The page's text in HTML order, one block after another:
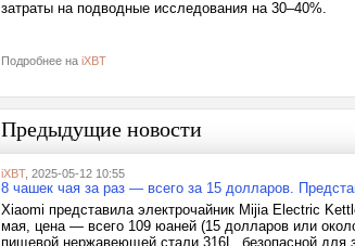
затраты на подводные исследования на 30–40%.
Подробнее на iXBT
Предыдущие новости
iXBT, 2025-05-12 10:55
8 чашек чая за раз — всего за 15 долларов.
Xiaomi представила электрочайник Mijia Electric
мая, цена — всего 109 юаней (15 долларов или
пищевой нержавеющей стали 316L, безопасной для